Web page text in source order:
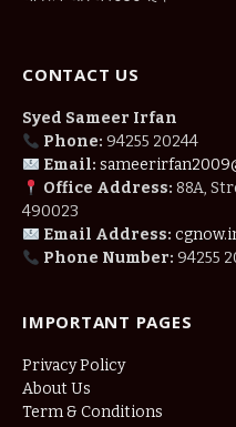
CONTACT US
Syed Sameer Irfan
Phone: 94255 20244
Email:
Office Address: 88A,
490023
Email Address:
Phone Number: 94255
IMPORTANT PAGES
Privacy Policy
About Us
Term & Conditions